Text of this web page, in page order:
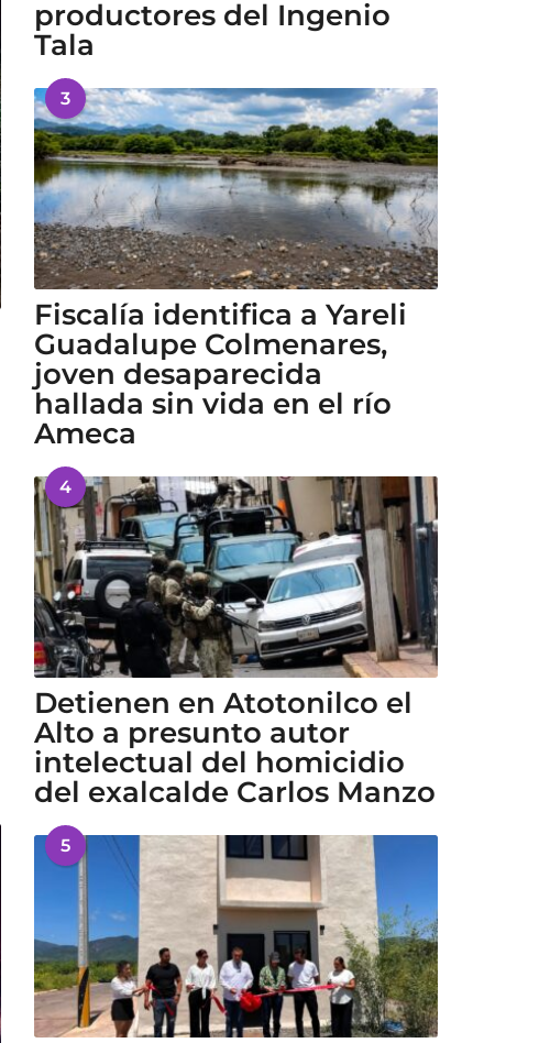
productores del Ingenio
Tala
3
Fiscalía identifica a Yareli
Guadalupe Colmenares,
joven desaparecida
hallada sin vida en el río
Ameca
4
Detienen en Atotonilco el
Alto a presunto autor
intelectual del homicidio
del exalcalde Carlos Manzo
5